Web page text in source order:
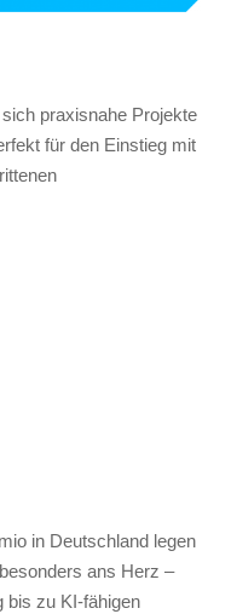
praxisnahe Projekte
für den Einstieg mit
in Deutschland legen
ans Herz –
bis zu KI-fähigen